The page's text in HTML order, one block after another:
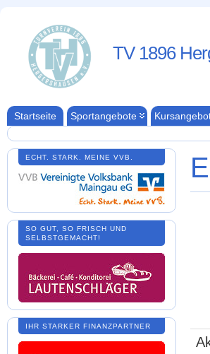
TV 1896
Startseite Sportangebote
ECHT. STARK. MEINE VVB.
SO GUT, SO FRISCH UND
SELBSTGEMACHT!
IHR STARKER FINANZPARTNER